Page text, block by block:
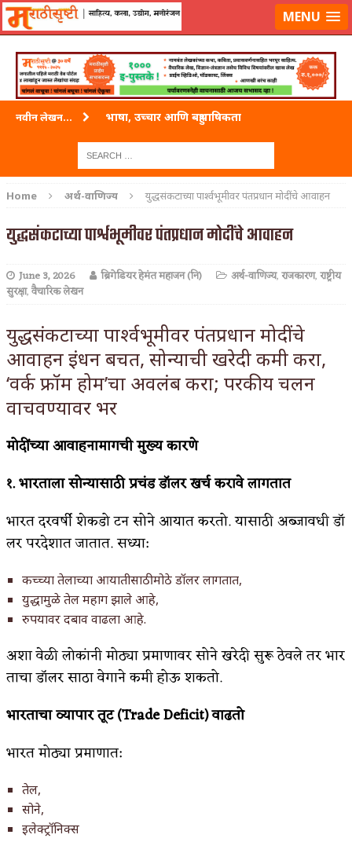
लॉग-इन करा|लेखक नोंदणी कराMENU
नवीन लेखन... भाषा, उच्चार आणि बहुभाषिकता
ताम्र – एक अफलातून धातू (COPPER)
अशी एक कविता लिहू इच्छिते
पाटलाची विहीर
पुस्तके बदलायची आहेत तुम्हाला!
किती घोषणांचा पाऊस होता
कसं हुईन तं हू माय…
काळजाचे प्रेत
४ जुलै – इतिहासात घडलेल्या महत्त्वाच्या घटना
‘अर्थ’पूर्ण हास्य
अपूर्ण कथा
बुडीच खटलं – संयुक्त कुटुंब का गरजेचं?
Home अर्थ-वाणिज्य युद्धसंकटाच्या पार्श्वभूमीवर पंतप्रधान मोदींचे आवाहन
युद्धसंकटाच्या पार्श्वभूमीवर पंतप्रधान मोदींचे आवाहन
June 3, 2026 ब्रिगेडियर हेमंत महाजन (नि) अर्थ-वाणिज्य,राजकारण,राष्ट्रीय
सुरक्षा,वैचारिक लेखन
युद्धसंकटाच्या पार्श्वभूमीवर पंतप्रधान मोदींचे
आवाहन इंधन बचत, सोन्याची खरेदी कमी करा,
‘वर्क फ्रॉम होम’चा अवलंब करा; परकीय चलन
वाचवण्यावर भर
मोदींच्याआवाहनामागचीमुख्यकारणे
१.भारतालासोन्यासाठीप्रचंडडॉलरखर्चकरावेलागतात
भारत दरवर्षी शेकडो टन सोने आयात करतो. यासाठी अब्जावधी डॉ
लर परदेशात जातात. सध्या:
कच्च्या तेलाच्या आयातीसाठी मोठे डॉलर लागतात,
युद्धामुळे तेल महाग झाले आहे,
रुपयावर दबाव वाढला आहे.
अशा वेळी लोकांनी मोठ्या प्रमाणावर सोने खरेदी सुरू ठेवले तर भार
ताचा डॉलर साठा वेगाने कमी होऊ शकतो.
भारताचाव्यापारतूट (Trade Deficit)वाढतो
भारत मोठ्या प्रमाणात:
तेल,
सोने,
इलेक्ट्रॉनिक्स